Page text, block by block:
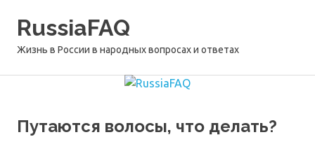
RussiaFAQ
Жизнь в России в народных вопросах и ответах
Путаются волосы, что делать?